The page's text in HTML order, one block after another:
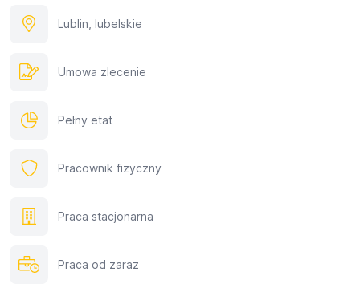
Lublin, lubelskie
Umowa zlecenie
Pełny etat
Pracownik fizyczny
Praca stacjonarna
Praca od zaraz